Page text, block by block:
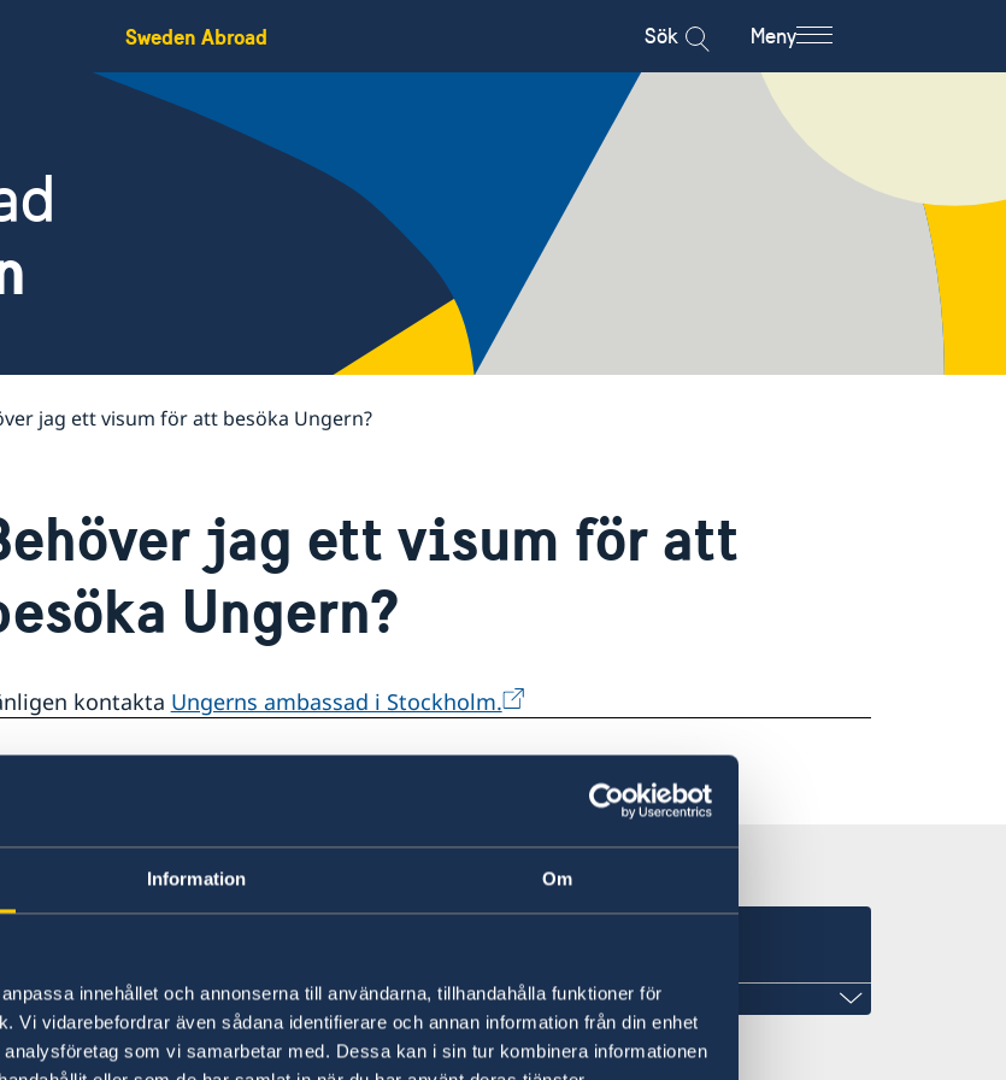
Information Om
innehållet och annonserna till användarna, tillhandahålla funktioner för
Vi vidarebefordrar även sådana identifierare och annan information från din enhet
som vi samarbetar med. Dessa kan i sin tur kombinera informationen
Sweden Abroad Sök Meny
jag ett visum för att besöka Ungern?
jag ett visum för att
Ungern?
kontakta Ungerns ambassad i Stockholm.
Ljubljana
Telefonnummer: